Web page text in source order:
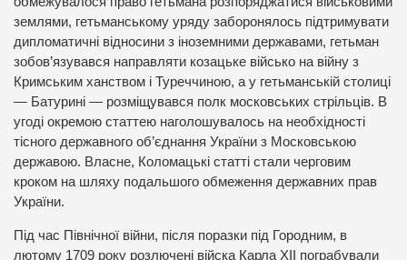
землями, гетьманському уряду заборонялось підтримувати
дипломатичні відносини з іноземними державами, гетьман
зобов’язувався направляти козацьке військо на війну з
Кримським ханством і Туреччиною, а у гетьманській столиці
— Батурині — розміщувався полк московських стрільців. В
угоді окремою статтею наголошувалось на необхідності
тісного державного об’єднання України з Московською
державою. Власне, Коломацькі статті стали черговим
кроком на шляху подальшого обмеження державних прав
України.
Під час Північної війни, після поразки під Городним, в
лютому 1709 року розлючені війска Карла ХІІ пограбували